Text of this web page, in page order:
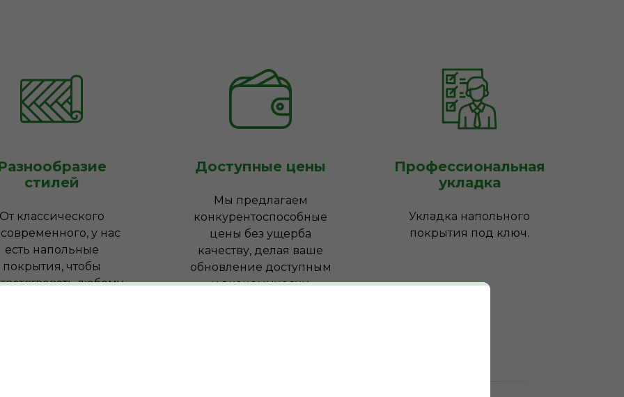
стилей
классического
у нас
есть напольные
покрытия, чтобы
любому
Доступные цены
Мы предлагаем
конкурентоспособные
цены без ущерба
качеству, делая ваше
обновление доступным
и экономически
Профессиональная
укладка
Укладка напольного
покрытия под ключ.